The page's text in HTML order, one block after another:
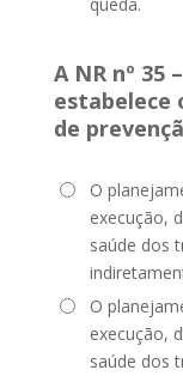
A NR nº 35
estabelece
de
O
execução,
saúde dos
O
execução,
saúde dos